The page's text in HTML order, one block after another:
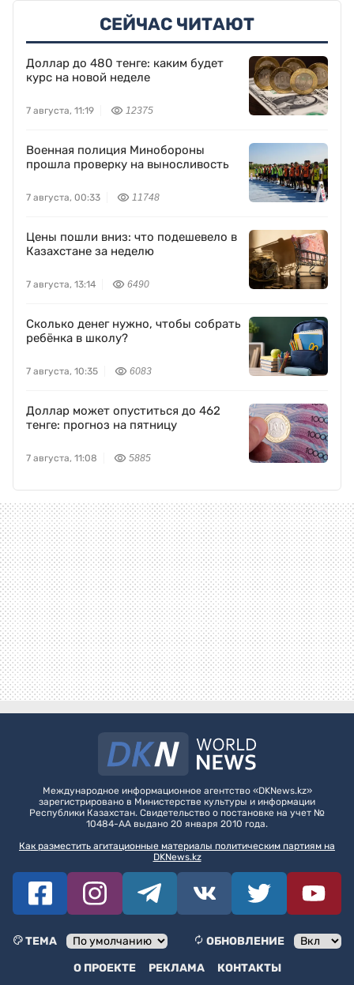
СЕЙЧАС ЧИТАЮТ
Доллар до 480 тенге: каким будет
курс на новой неделе
7 августа, 11:19 12375
Военная полиция Минобороны
прошла проверку на выносливость
7 августа, 00:33 11748
Цены пошли вниз: что подешевело в
Казахстане за неделю
7 августа, 13:14 6490
Сколько денег нужно, чтобы собрать
ребёнка в школу?
7 августа, 10:35 6083
Доллар может опуститься до 462
тенге: прогноз на пятницу
7 августа, 11:08 5885
Международное информационное агентство «DKNews.kz»
зарегистрировано в Министерстве культуры и информации
Республики Казахстан. Свидетельство о постановке на учет №
10484-АА выдано 20 января 2010 года.
Как разместить агитационные материалы политическим партиям на
DKNews.kz
ТЕМА
ОБНОВЛЕНИЕ
О ПРОЕКТЕ
РЕКЛАМА КОНТАКТЫ